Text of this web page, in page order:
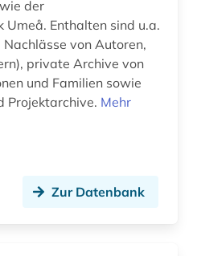
(1)
geschlechterforschung (2)
der
sind u.a.
von Autoren,
private Archive von
und Familien sowie
Projektarchive. Mehr
Zur Datenbank